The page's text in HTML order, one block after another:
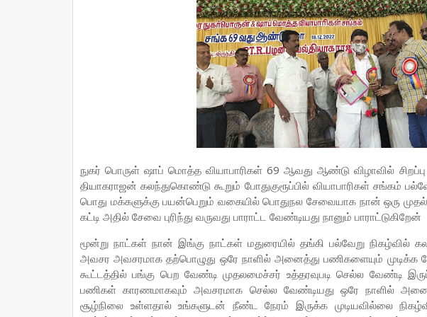
நுகர் பொருள் ஷாப் மொத்த வியாபாரிகள் 69 ஆவது ஆண்டு விழாவில் சிறப்பு
தியாகராஜன் கலந்துகொண்டு கூறும் போதுகுரூப்பில் வியாபாரிகள் சங்கம்
பொது மக்களுக்கு பயன்பெறும் வகையில் பொதுநல சேவையாக நான் ஒரு
கட்டி அதில் சேவை புரிந்து வருவது பாராட்ட வேண்டியது நானும் பாராட்டுகிறேன்
மூன்று நாட்கள் நான் இங்கு நாட்கள் மதுரையில் தங்கி பல்வேறு நிகழ்வில்
அவசர அவசரமாக தற்பொழுது ஒரே நாளில் அனைத்து பணிகளையும் முடிக்க
கூட்டத்தில் பங்கு பெற வேண்டி முதலமைச்சர் உத்தரவுபடி செல்ல வேண்டி
பணிகள் காரணமாகவும் அவசரமாக செல்ல வேண்டியது ஒரே நாளில்
சூழ்நிலை உள்ளதால் உங்களுடன் நீண்ட நேரம் இருக்க முடியவில்லை